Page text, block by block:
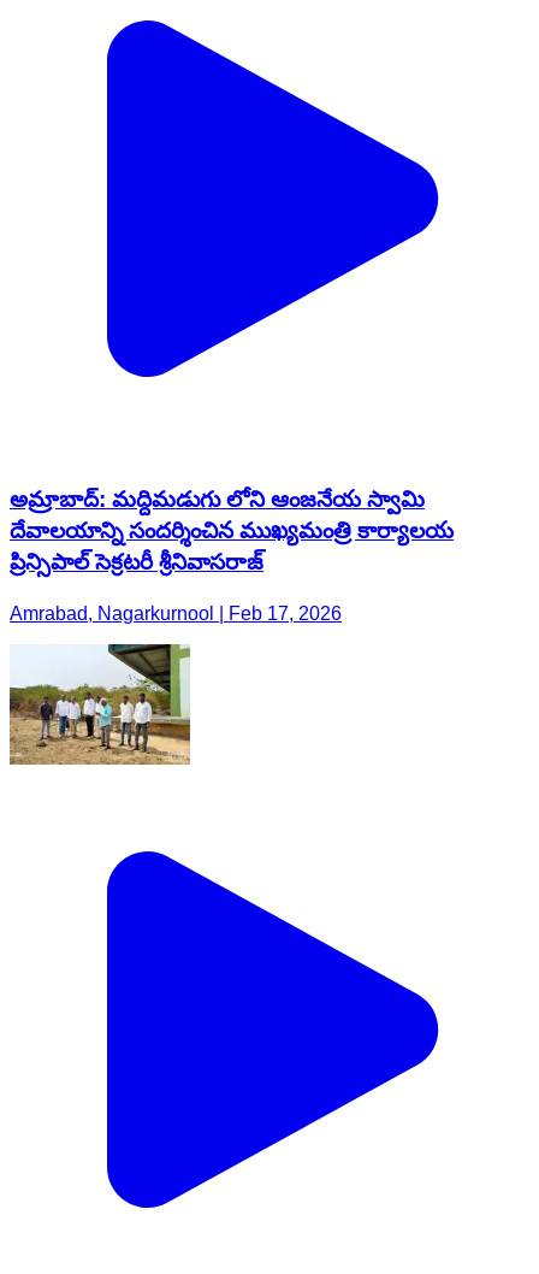
అమ్రాబాద్: మద్దిమడుగు లోని ఆంజనేయ స్వామి
దేవాలయాన్ని సందర్శించిన ముఖ్యమంత్రి కార్యాలయ
ప్రిన్సిపాల్ సెక్రటరీ శ్రీనివాసరాజ్
Amrabad, Nagarkurnool | Feb 17, 2026